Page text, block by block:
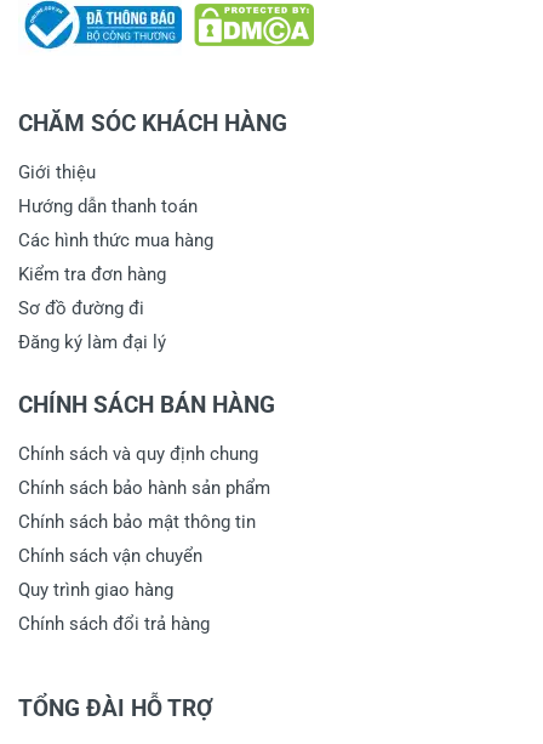
CHĂM SÓC KHÁCH HÀNG
Giới thiệu
Hướng dẫn thanh toán
Các hình thức mua hàng
Kiểm tra đơn hàng
Sơ đồ đường đi
Đăng ký làm đại lý
CHÍNH SÁCH BÁN HÀNG
Chính sách và quy định chung
Chính sách bảo hành sản phẩm
Chính sách bảo mật thông tin
Chính sách vận chuyển
Quy trình giao hàng
Chính sách đổi trả hàng
TỔNG ĐÀI HỖ TRỢ